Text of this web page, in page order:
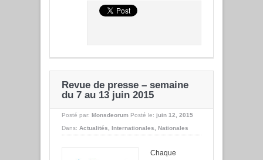
Revue de presse – semaine
du 7 au 13 juin 2015
Posté par: Monsdeorum Posté le: juin 12, 2015
Dans: Actualités, Internationales, Nationales
Chaque